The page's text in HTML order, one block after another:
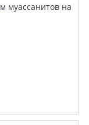
муассанитов на